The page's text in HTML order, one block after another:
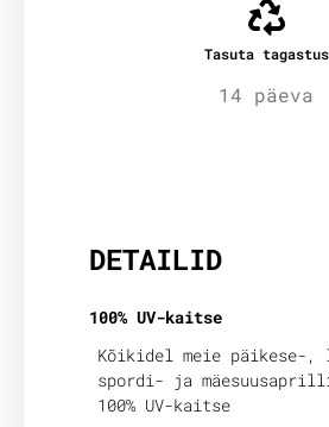
Tasuta tagastus
14 päeva
DETAILID
100% UV-kaitse
Kõikidel meie päikese-,
spordi- ja
100% UV-kaitse